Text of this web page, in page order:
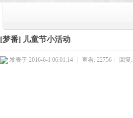
[梦番] 儿童节小活动
发表于 2016-6-1 06:01:14 查看: 22756 回复